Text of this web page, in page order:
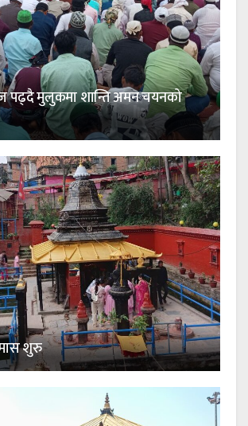
पढ्दै मुलुकमा शान्ति अमन चयनको
शुरु